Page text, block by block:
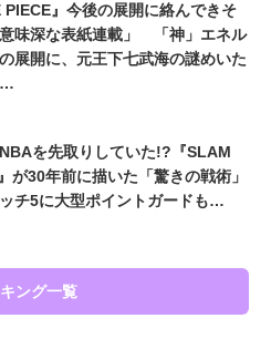
PIECE』今後の展開に絡んできそ
味深な表紙連載」 「神」エネル
展開に、元王下七武海の謎めいた
…
を先取りしていた!?『SLAM
が30年前に描いた「驚きの戦術」
チ5に大型ポイントガードも…
ング一覧